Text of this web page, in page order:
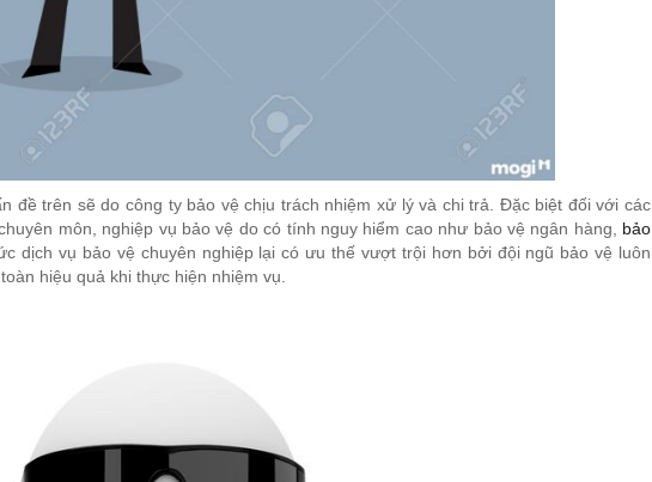
đề trên sẽ do công ty bảo vệ chịu trách nhiệm xử lý và chi trả. Đặc biệt đối với các
môn, nghiệp vụ bảo vệ do có tính nguy hiểm cao như bảo vệ ngân hàng,
bảo
dịch vụ bảo vệ chuyên nghiệp lại có ưu thế vượt trội hơn bởi đội ngũ bảo vệ luôn
hiệu quả khi thực hiện nhiệm vụ.